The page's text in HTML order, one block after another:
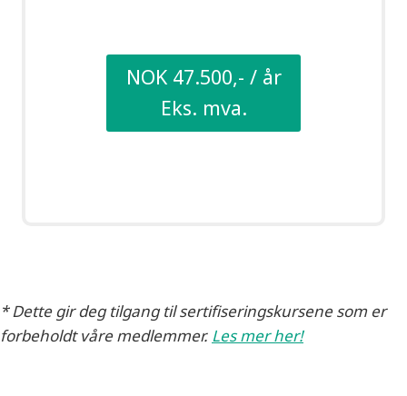
NOK 47.500,- / år
Eks. mva.
* Dette gir deg tilgang til sertifiseringskursene som er
forbeholdt våre medlemmer. Les mer her!